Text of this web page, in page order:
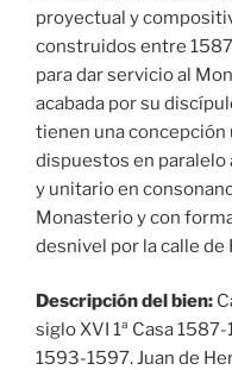
proyectual y
construidos entre
para dar servicio al
acabada por su
tienen una concepción
dispuestos en paralelo
y unitario en
Monasterio y con
desnivel por la calle de
Descripción del bien:
siglo XVI 1ª Casa
1593-1597. Juan de